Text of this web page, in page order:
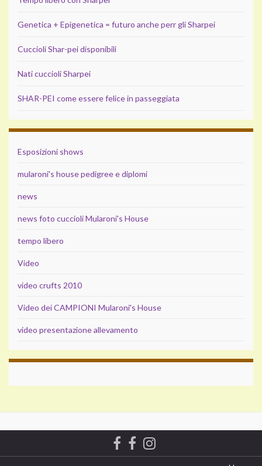
Genetica + Epigenetica = futuro anche perr gli Sharpei
Cuccioli Shar-pei disponibili
Nati cuccioli Sharpei
SHAR-PEI come essere felice in passeggiata
Esposizioni shows
mularoni's house pedigree e diplomi
news
news foto cuccioli Mularoni's House
tempo libero
Video
video crufts 2010
Video dei CAMPIONI Mularoni's House
video presentazione allevamento